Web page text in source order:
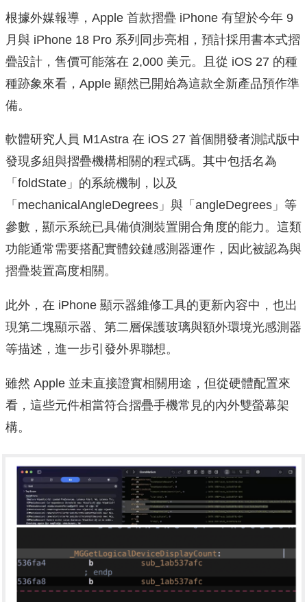
根據外媒報導，Apple 首款摺疊 iPhone 有望於今年 9
月與 iPhone 18 Pro 系列同步亮相，預計採用書本式摺
疊設計，售價可能落在 2,000 美元。且從 iOS 27 的種
種跡象來看，Apple 顯然已開始為這款全新產品預作準
備。
軟體研究人員 M1Astra 在 iOS 27 首個開發者測試版中
發現多組與摺疊機構相關的程式碼。其中包括名為
「foldState」的系統機制，以及
「mechanicalAngleDegrees」與「angleDegrees」等
參數，顯示系統已具備偵測裝置開合角度的能力。這類
功能通常需要搭配實體鉸鏈感測器運作，因此被認為與
摺疊裝置高度相關。
此外，在 iPhone 顯示器維修工具的更新內容中，也出
現第二塊顯示器、第二層保護玻璃與額外環境光感測器
等描述，進一步引發外界聯想。
雖然 Apple 並未直接證實相關用途，但從硬體配置來
看，這些元件相當符合摺疊手機常見的內外雙螢幕架
構。